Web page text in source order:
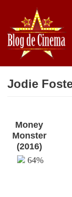
Sari
la
conținut
Jodie
Money
Monster
(2016)
64%